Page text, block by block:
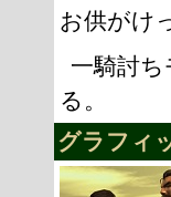
お供がけ
一騎討
る。
グラフィ